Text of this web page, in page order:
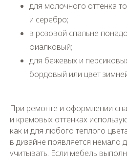
для молочного оттенка
и серебро;
в розовой спальне
фиалковый;
для бежевых и
бордовый или цвет
При ремонте и оформлении
и кремовых оттенках
как и для любого теплого
в дизайне появляется немало
учитывать. Если мебель